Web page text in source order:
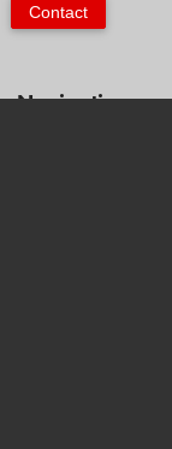
Navigatie
Contact